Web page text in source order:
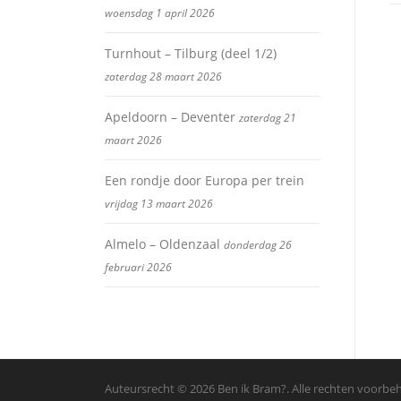
woensdag 1 april 2026
Turnhout – Tilburg (deel 1/2)
zaterdag 28 maart 2026
Apeldoorn – Deventer zaterdag 21
maart 2026
Een rondje door Europa per trein
vrijdag 13 maart 2026
Almelo – Oldenzaal donderdag 26
februari 2026
Auteursrecht © 2026 Ben ik Bram?. Alle rechten